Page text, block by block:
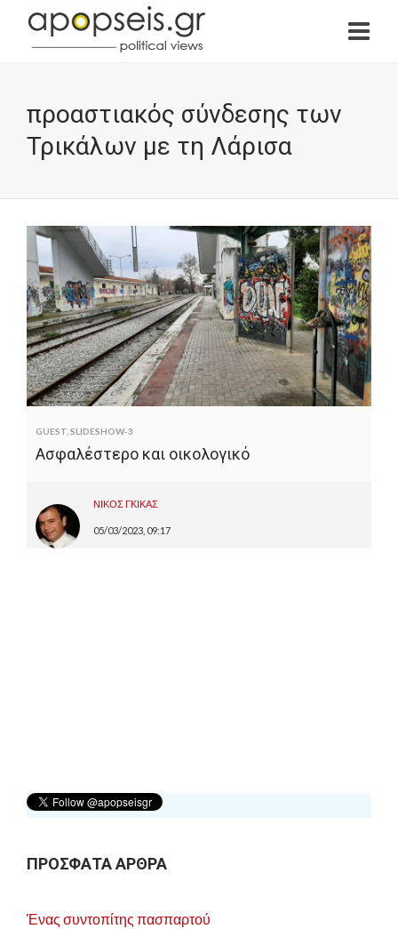
προαστιακός σύνδεσης των
Τρικάλων με τη Λάρισα
GUEST SLIDESHOW-3
Ασφαλέστερο και οικολογικό
ΝΙΚΟΣ ΓΚΙΚΑΣ
05/03/2023, 09:17
ΠΡΟΣΦΑΤΑ ΑΡΘΡΑ
Ένας συντοπίτης πασπαρτού